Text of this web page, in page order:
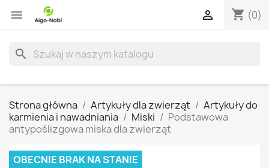
 shopping_cart (0)

search
Strona główna Artykuły dla zwierząt
Artykuły do
karmienia i nawadniania
Miski
Podstawowa
antypoślizgowa miska dla zwierząt
OBECNIE BRAK NA STANIE